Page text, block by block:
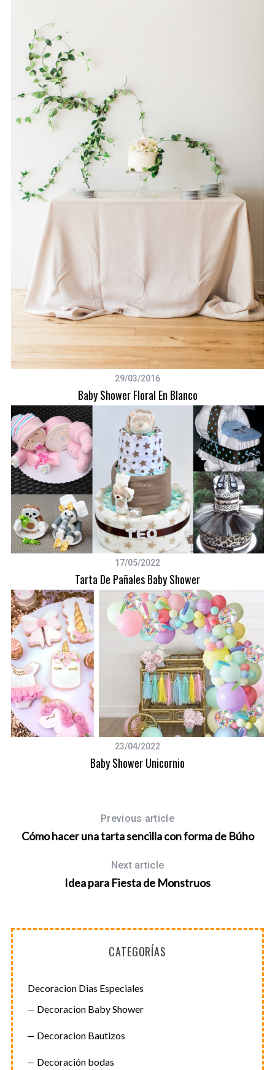
29/03/2016
Baby Shower Floral En Blanco
17/05/2022
Tarta De Pañales Baby Shower
23/04/2022
Baby Shower Unicornio
Previous article
Cómo hacer una tarta sencilla con forma de Búho
Next article
Idea para Fiesta de Monstruos
CATEGORÍAS
Decoracion Dias Especiales
Decoracion Baby Shower
Decoracion Bautizos
Decoración bodas
e
a
r
c